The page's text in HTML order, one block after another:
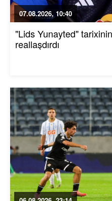
07.08.2026, 10:40
"Lids Yunayted"
reallaşdırdı